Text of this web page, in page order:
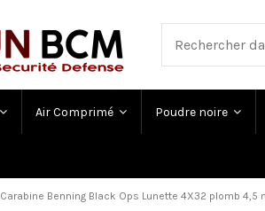
Air Comprimé Poudre noire
Carabine Benning Black Ops Lunette 4X32 plomb 4,5